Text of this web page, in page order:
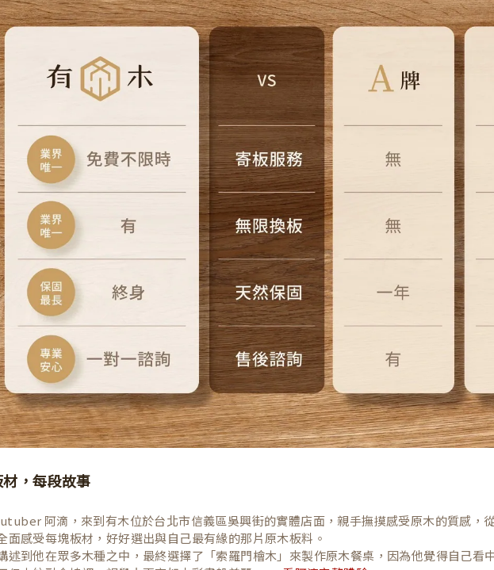
，每段故事
阿滴，來到有木位於台北市信義區吳興街的實體店面，親手撫摸感受原木的質感，
面感受每塊板材，好好選出與自己最有緣的那片原木板料。
述到他在眾多木種之中，最終選擇了「索羅門檜木」來製作原木餐桌，因為他覺得自己看